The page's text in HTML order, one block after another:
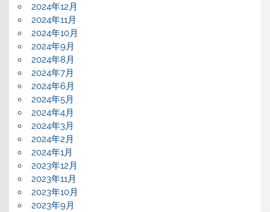
2024年12月
2024年11月
2024年10月
2024年9月
2024年8月
2024年7月
2024年6月
2024年5月
2024年4月
2024年3月
2024年2月
2024年1月
2023年12月
2023年11月
2023年10月
2023年9月